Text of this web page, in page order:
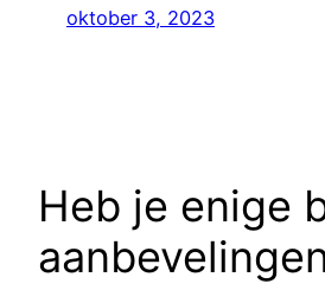
oktober 3, 2023
Heb je enige